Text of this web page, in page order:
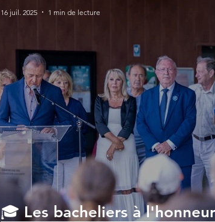
🎓 Les bacheliers à
16 juil. 2025 1 min de lecture